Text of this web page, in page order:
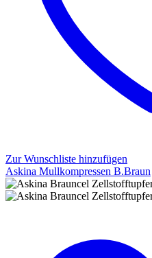
Zur Wunschliste hinzufügen
Askina Mullkompressen B.Braun
Askina
Mullkompressen